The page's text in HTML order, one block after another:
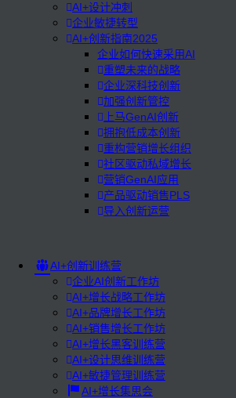
AI+设计冲刺
企业敏捷转型
AI+创新指南2025
企业如何快速采用AI
重塑未来的战略
企业深科技创新
加强创新管控
上马GenAI创新
拥抱低成本创新
重构营销增长组织
社区驱动私域增长
营销GenAI应用
产品驱动销售PLS
导入创新运营
AI+创新训练营
企业AI创新工作坊
AI+增长战略工作坊
AI+品牌增长工作坊
AI+销售增长工作坊
AI+增长黑客训练营
AI+设计思维训练营
AI+敏捷管理训练营
AI+增长集思会